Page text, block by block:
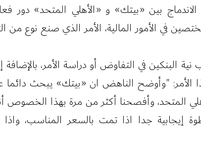
أو الاندماج بين «بيتك» و «الأهلي المتحد»
في الأمور المالية، الأمر الذي صنع نوع من
البنكين في التفاوض أو دراسة الأمر،
الأنباء الكويتية – في أكتوبر ٢٠١٧ – حول هذا الأمر: "وأوضح الناهض
المتحد، وأفصحنا أكثر من مرة بهذا
إيجابية جدا اذا تمت بالسعر المناسب،